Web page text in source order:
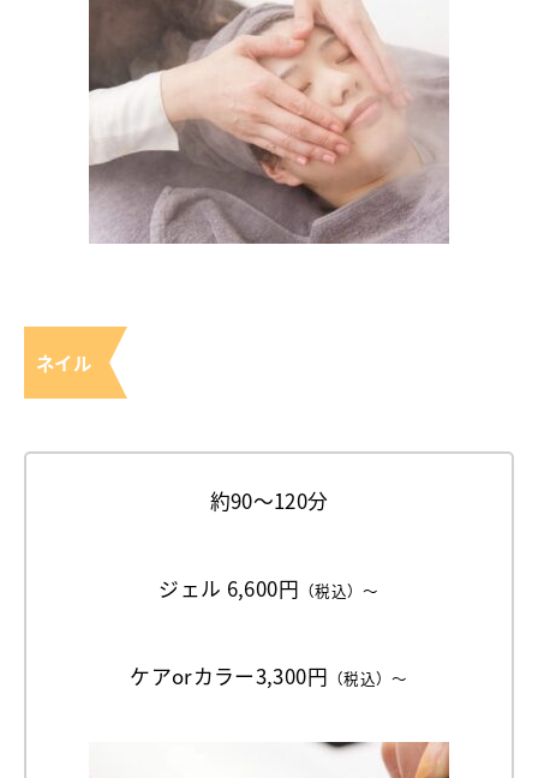
ネイル
約90〜120分
ジェル 6,600円 （税込）～
ケアorカラー3,300円 （税込）～